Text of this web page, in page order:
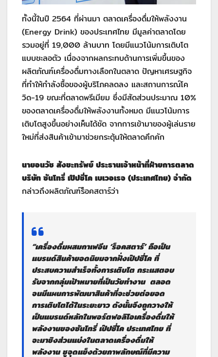
ทั้งนี้ในปี 2564 ที่ผ่านมา ตลาดเครื่องดื่มให้พลังงาน
(Energy Drink) ของประเทศไทย มีมูลค่าตลาดโดย
รวมอยู่ที่ 19,000 ล้านบาท โดยมีแนวโน้มการเติบโต
แบบชะลอตัว เนื่องจากผลกระทบด้านการเพิ่มขึ้นของ
ผลิตภัณฑ์เครื่องดื่มทางเลือกในตลาด ปัญหาเศรษฐกิจ
ที่ทำให้กำลังซื้อของผู้บริโภคลดลง และสถานการณ์โค
วิด-19 ขณะที่ตลาดพรีเมียม ซึ่งมีสัดส่วนประมาณ 10%
ของตลาดเครื่องดื่มให้พลังงานทั้งหมด มีแนวโน้มการ
เติบโตสูงขึ้นอย่างเห็นได้ชัด จากการเข้ามาของผู้เล่นราย
ใหม่ที่ส่งสินค้าเข้ามาช่วยกระตุ้นให้ตลาดคึกคัก
นายอนวัช สังขะทรัพย์ ประธานเจ้าหน้าที่ฝ่ายการตลาด
บริษัท ซันโทรี่ เป๊ปซี่โค เบเวอเรจ (ประเทศไทย) จำกัด
กล่าวถึงผลิตภัณฑ์ร็อคสตาร์ว่า
“เครื่องดื่มผสมกาเฟอีน ‘ร็อคสตาร์’ ถือเป็น
แบรนด์สินค้ายอดนิยมจากฝั่งเป๊ปซี่โค ที่
ประสบความสำเร็จทั้งการเติบโต กระแสตอบ
รับจากกลุ่มเป้าหมายที่เป็นวัยทำงาน ตลอด
จนมีแผนการพัฒนาสินค้าที่จะช่วยต่อยอด
การเติบโตได้ในระยะยาว ดังนั้นจึงถูกวางให้
เป็นแบรนด์หลักในพอร์ตฟอลิโอเครื่องดื่มให้
พลังงานของซันโทรี่ เป๊ปซี่โค ประเทศไทย ที่
จะมาชิงส่วนแบ่งในตลาดเครื่องดื่มให้
พลังงาน ชูจุดแข็งด้วยภาพลักษณ์ที่มีความ